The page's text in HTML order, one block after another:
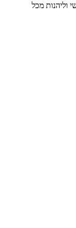
וליהנות מכל